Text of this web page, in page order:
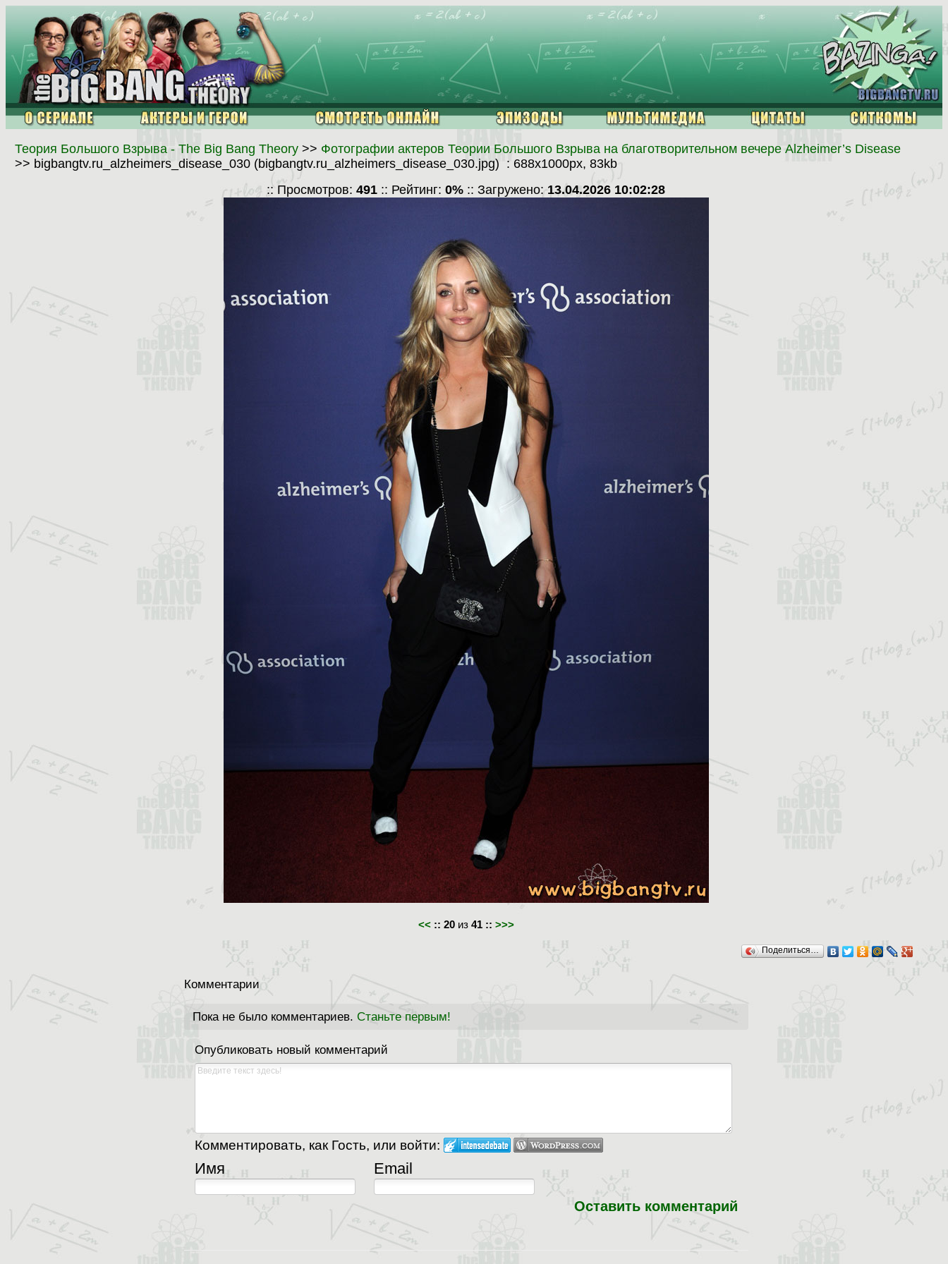
Теория Большого Взрыва - The Big Bang Theory >> Фотографии актеров Теории Большого Взрыва на благотворительном вечере Alzheimer’s Disease
>> bigbangtv.ru_alzheimers_disease_030 (bigbangtv.ru_alzheimers_disease_030.jpg) : 688x1000px, 83kb
:: Просмотров: 491 :: Рейтинг: 0% :: Загружено:13.04.2026 10:02:28
<<:: 20из 41 :: >>>
Поделиться…
Комментарии
Пока не было комментариев. Станьте первым!
Опубликовать новый комментарий
Комментировать, как Гость, или войти:
Имя Email
Оставить комментарий